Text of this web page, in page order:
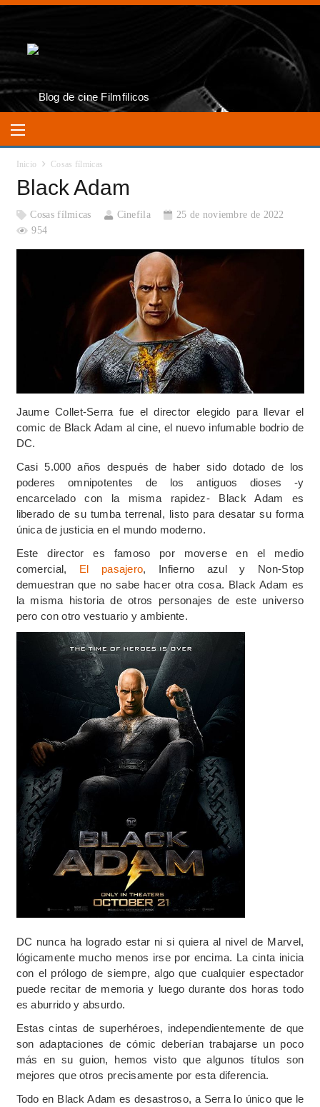
Inicio Cosas fílmicas
Black Adam
Cosas fílmicas Cinefila
25 de noviembre de 2022
954
Jaume Collet-Serra fue el director elegido para llevar el
comic de Black Adam al cine, el nuevo infumable bodrio de
DC.
Casi 5.000 años después de haber sido dotado de los
poderes omnipotentes de los antiguos dioses -y
encarcelado con la misma rapidez- Black Adam es
liberado de su tumba terrenal, listo para desatar su forma
única de justicia en el mundo moderno.
Este director es famoso por moverse en el medio
comercial, El pasajero, Infierno azul y Non-Stop
demuestran que no sabe hacer otra cosa. Black Adam es
la misma historia de otros personajes de este universo
pero con otro vestuario y ambiente.
DC nunca ha logrado estar ni si quiera al nivel de Marvel,
lógicamente mucho menos irse por encima. La cinta inicia
con el prólogo de siempre, algo que cualquier espectador
puede recitar de memoria y luego durante dos horas todo
es aburrido y absurdo.
Estas cintas de superhéroes, independientemente de que
son adaptaciones de cómic deberían trabajarse un poco
más en su guion, hemos visto que algunos títulos son
mejores que otros precisamente por esta diferencia.
Todo en Black Adam es desastroso, a Serra lo único que le